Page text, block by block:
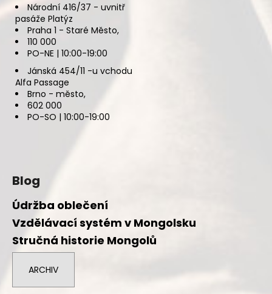
Národní 416/37 - uvnitř
pasáže Platýz
Praha 1 - Staré Město,
110 000
PO-NE | 10:00-19:00
Jánská 454/11 -u vchodu
Alfa Passage
Brno - město,
602 000
PO-SO | 10:00-19:00
Blog
Údržba oblečení
Vzdělávací systém v Mongolsku
Stručná historie Mongolů
ARCHIV